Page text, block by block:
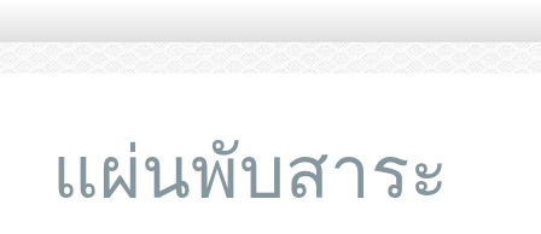
แผ่นพับสาระ